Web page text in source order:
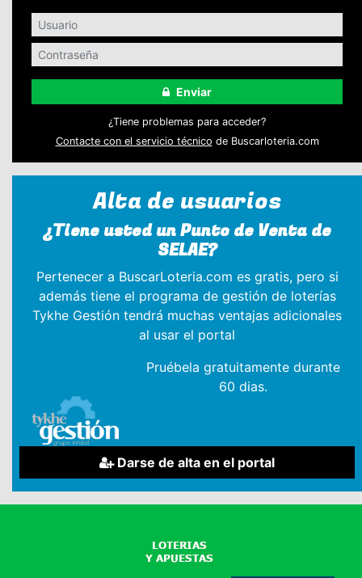
Enviar
¿Tiene problemas para acceder?
Contacte con el servicio técnico de Buscarloteria.com
Alta de usuarios
¿Tiene usted un Punto de Venta de
SELAE?
Pertenecer a BuscarLoteria.com es gratis, pero si
además tiene el programa de gestión de loterías
Tykhe Gestión tendrá muchas ventajas adicionales
al usar el portal
Pruébela gratuitamente durante
60 dias.
Darse de alta en el portal